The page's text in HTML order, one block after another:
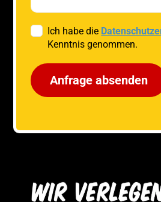
Ich habe die
Kenntnis genommen.